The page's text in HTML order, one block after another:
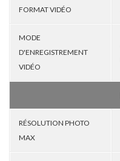
FORMAT VIDÉO
MODE
D'ENREGISTREMENT
VIDÉO
RÉSOLUTION PHOTO
MAX